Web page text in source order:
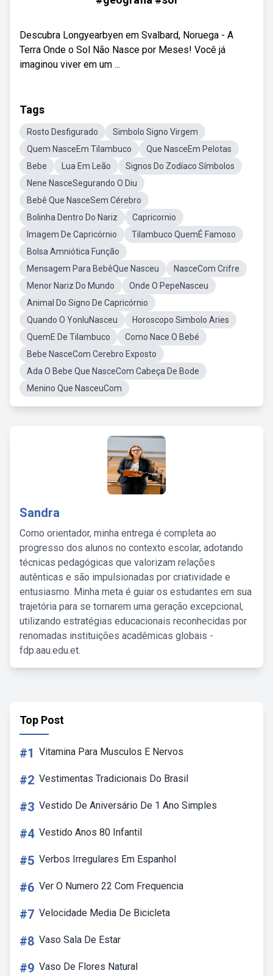
Descubra Longyearbyen em Svalbard, Noruega - A
Terra Onde o Sol Não Nasce por Meses! Você já
imaginou viver em um ...
Tags
Rosto Desfigurado
Simbolo Signo Virgem
Quem NasceEm Tilambuco
Que NasceEm Pelotas
Bebe
Lua Em Leão
Signos Do Zodíaco Símbolos
Nene NasceSegurando O Diu
Bebê Que NasceSem Cérebro
Bolinha Dentro Do Nariz
Capricornio
Imagem De Capricórnio
Tilambuco QuemÉ Famoso
Bolsa Amniótica Função
Mensagem Para BebêQue Nasceu
NasceCom Crifre
Menor Nariz Do Mundo
Onde O PepeNasceu
Animal Do Signo De Capricórnio
Quando O YonluNasceu
Horoscopo Simbolo Aries
QuemE De Tilambuco
Como Nace O Bebé
Bebe NasceCom Cerebro Exposto
Ada O Bebe Que NasceCom Cabeça De Bode
Menino Que NasceuCom
Sandra
Como orientador, minha entrega é completa ao
progresso dos alunos no contexto escolar, adotando
técnicas pedagógicas que valorizam relações
autênticas e são impulsionadas por criatividade e
entusiasmo. Minha meta é guiar os estudantes em sua
trajetória para se tornarem uma geração excepcional,
utilizando estratégias educacionais reconhecidas por
renomadas instituições acadêmicas globais -
fdp.aau.edu.et.
Top Post
#1 Vitamina Para Musculos E Nervos
#2 Vestimentas Tradicionais Do Brasil
#3 Vestido De Aniversário De 1 Ano Simples
#4 Vestido Anos 80 Infantil
#5 Verbos Irregulares Em Espanhol
#6 Ver O Numero 22 Com Frequencia
#7 Velocidade Media De Bicicleta
#8 Vaso Sala De Estar
#9 Vaso De Flores Natural